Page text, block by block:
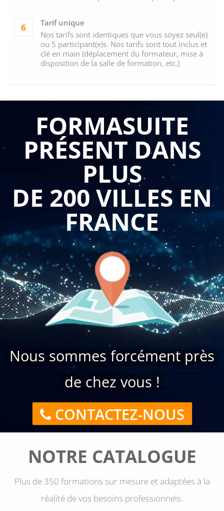
6
Tarif unique
Nos tarifs sont identiques que vous soyez seul(e)
ou 5 participant(e)s. Nos tarifs sont tout inclus et
clé en main (déplacement du formateur, mise à
disposition de la salle de formation, etc.)
FORMASUITE
PRÉSENT DANS
PLUS
DE 200 VILLES EN
FRANCE
Nous sommes forcément près
de chez vous !
CONTACTEZ-NOUS
NOTRE CATALOGUE
Plus de 350 formations sur mesure et adaptées à la
réalité de vos besoins professionnels.